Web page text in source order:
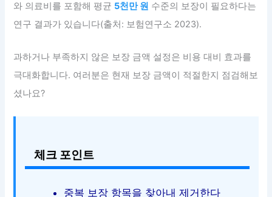
와 의료비를 포함해 평균 5천만 원 수준의 보장이 필요하다는
연구 결과가 있습니다(출처: 보험연구소 2023).
과하거나 부족하지 않은 보장 금액 설정은 비용 대비 효과를
극대화합니다. 여러분은 현재 보장 금액이 적절한지 점검해보
셨나요?
체크 포인트
중복 보장 항목을 찾아내 제거한다